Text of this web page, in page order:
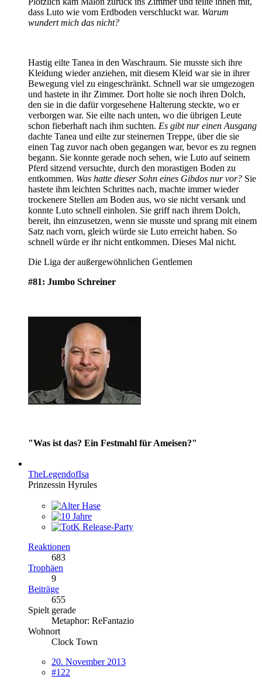
dass Luto wie vom Erdboden verschluckt war. Warum
wundert mich das nicht?
Hastig eilte Tanea in den Waschraum. Sie musste sich ihre
Kleidung wieder anziehen, mit diesem Kleid war sie in ihrer
Bewegung viel zu eingeschränkt. Schnell war sie umgezogen
und hastete in ihr Zimmer. Dort holte sie noch ihren Dolch,
den sie in die dafür vorgesehene Halterung steckte, wo er
verborgen war. Sie eilte nach unten, wo die übrigen Leute
schon fieberhaft nach ihm suchten. Es gibt nur einen Ausgang
dachte Tanea und eilte zur steinernen Treppe, über die sie
einen Tag zuvor nach oben gegangen war, bevor es zu regnen
begann. Sie konnte gerade noch sehen, wie Luto auf seinem
Pferd sitzend versuchte, durch den morastigen Boden zu
entkommen. Was hatte dieser Sohn eines Gibdos nur vor? Sie
hastete ihm leichten Schrittes nach, machte immer wieder
trockenere Stellen am Boden aus, wo sie nicht versank und
konnte Luto schnell einholen. Sie griff nach ihrem Dolch,
bereit, ihn einzusetzen, wenn sie musste und sprang mit einem
Satz nach vorn, gleich würde sie Luto erreicht haben. So
schnell würde er ihr nicht entkommen. Dieses Mal nicht.
Die Liga der außergewöhnlichen Gentlemen
#81: Jumbo Schreiner
"Was ist das? Ein Festmahl für Ameisen?"
TheLegendofIsa
Prinzessin Hyrules
Reaktionen
683
Trophäen
9
Beiträge
655
Spielt gerade
Metaphor: ReFantazio
Wohnort
Clock Town
20. November 2013
#122